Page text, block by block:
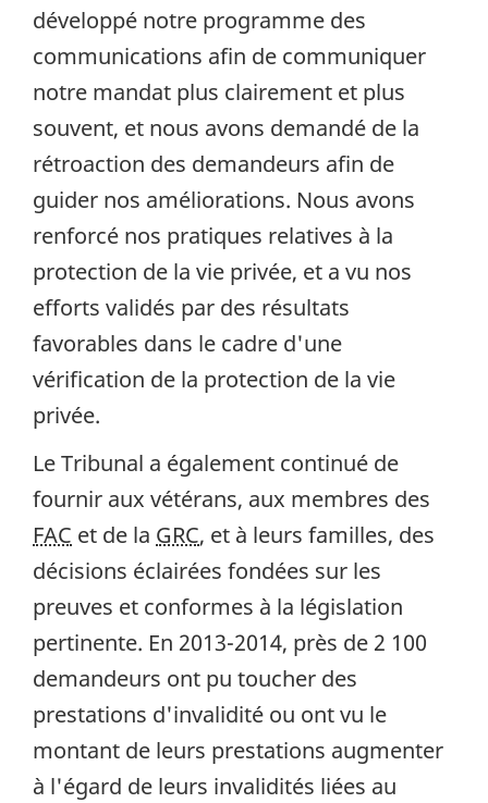
développé notre programme des
communications afin de communiquer
notre mandat plus clairement et plus
souvent, et nous avons demandé de la
rétroaction des demandeurs afin de
guider nos améliorations. Nous avons
renforcé nos pratiques relatives à la
protection de la vie privée, et a vu nos
efforts validés par des résultats
favorables dans le cadre d'une
vérification de la protection de la vie
privée.
Le Tribunal a également continué de
fournir aux vétérans, aux membres des
FAC et de la GRC, et à leurs familles, des
décisions éclairées fondées sur les
preuves et conformes à la législation
pertinente. En 2013-2014, près de 2 100
demandeurs ont pu toucher des
prestations d'invalidité ou ont vu le
montant de leurs prestations augmenter
à l'égard de leurs invalidités liées au